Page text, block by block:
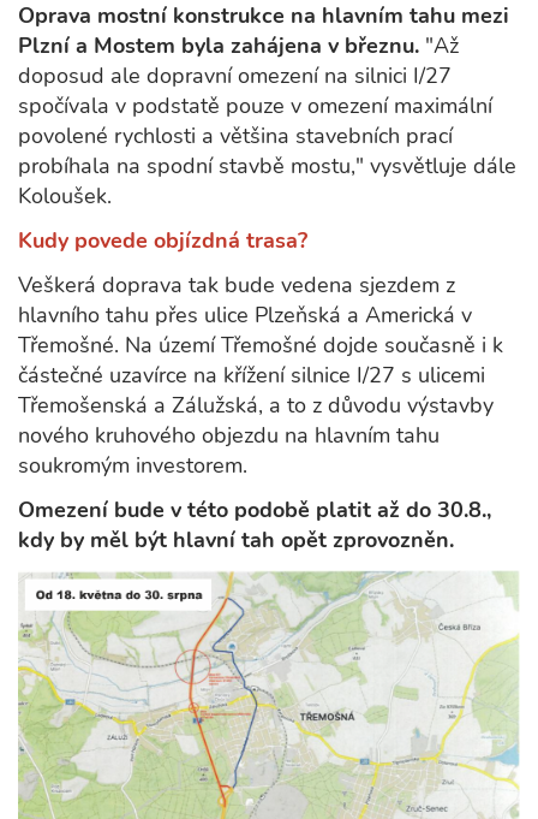
Oprava mostní konstrukce na hlavním tahu mezi
Plzní a Mostem byla zahájena v březnu. "Až
doposud ale dopravní omezení na silnici I/27
spočívala v podstatě pouze v omezení maximální
povolené rychlosti a většina stavebních prací
probíhala na spodní stavbě mostu," vysvětluje dále
Koloušek.
Kudy povede objízdná trasa?
Veškerá doprava tak bude vedena sjezdem z
hlavního tahu přes ulice Plzeňská a Americká v
Třemošné. Na území Třemošné dojde současně i k
částečné uzavírce na křížení silnice I/27 s ulicemi
Třemošenská a Zálužská, a to z důvodu výstavby
nového kruhového objezdu na hlavním tahu
soukromým investorem.
Omezení bude v této podobě platit až do 30.8.,
kdy by měl být hlavní tah opět zprovozněn.